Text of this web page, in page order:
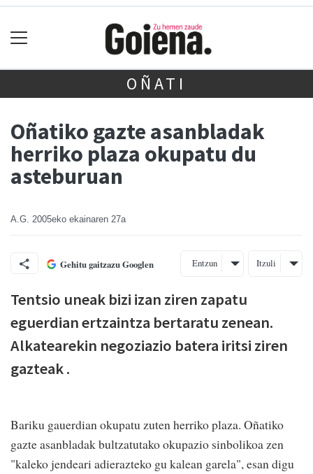
OÑATI
Oñatiko gazte asanbladak
herriko plaza okupatu du
asteburuan
A.G. 2005eko ekainaren 27a
Gehitu gaitzazu Googlen Entzun Itzuli
Tentsio uneak bizi izan ziren zapatu
eguerdian ertzaintza bertaratu zenean.
Alkatearekin negoziazio batera iritsi ziren
gazteak .
Bariku gauerdian okupatu zuten herriko plaza. Oñatiko
gazte asanbladak bultzatutako okupazio sinbolikoa zen
"kaleko jendeari adierazteko gu kalean garela", esan digu